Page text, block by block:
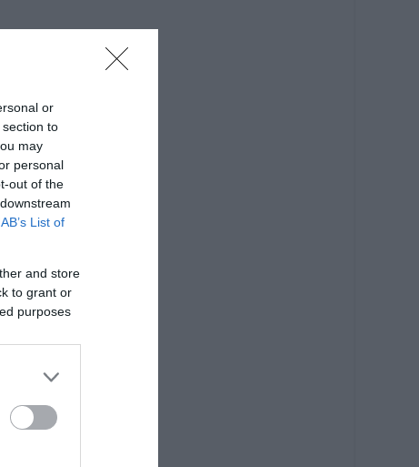
or
to
may
personal
out of the
List of
and store
to grant or
purposes